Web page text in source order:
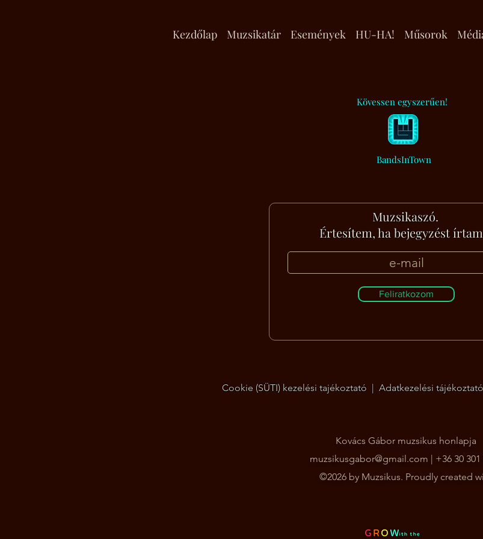
Kezdőlap Muzsikatár Események HU-HA! Műsorok
Kövessen egyszerűen!
BandsInTown
Muzsikaszó.
Értesítem, ha bejegyzést
Feliratkozom
Cookie (SÜTI) kezelési tajékoztató | Adatkezelési tájékoztató
Kovács Gábor muzsikus honlapja
muzsikusgabor@gmail.com | +36 30 301
©2026 by Muzsikus. Proudly created